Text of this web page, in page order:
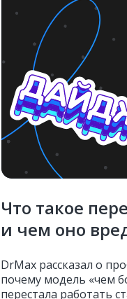
Что такое
и чем оно
DrMax рассказал о
почему модель «чем
перестала работать